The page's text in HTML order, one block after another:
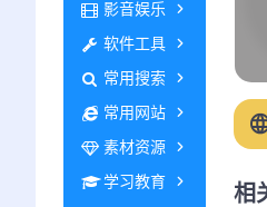
影音娱乐
软件工具
常用搜索
常用网站
素材资源
学习教育 相